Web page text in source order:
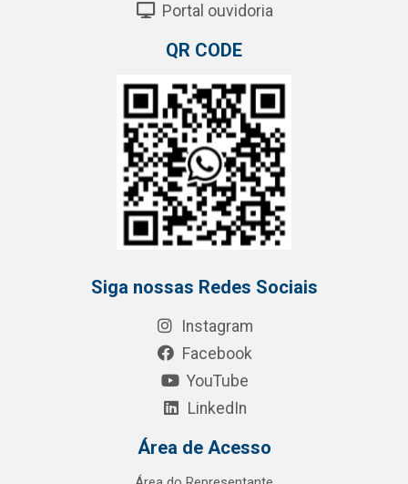
Portal ouvidoria
QR CODE
Siga nossas Redes Sociais
Instagram
Facebook
YouTube
LinkedIn
Área de Acesso